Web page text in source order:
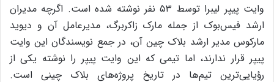
وایت پیپر لیبرا توسط ۵۳ نفر نوشته‌ شده است. اگرچه مدیران
ارشد فیس‌بوک از جمله مارک زاکربرگ، مدیرعامل آن و دیوید
مارکوس مدیر ارشد بلاک چین آن، در جمع نویسندگان این وایت
پیپر قرار ندارند، اما تیمی که این وایت پیپر را نوشته یکی از
رؤیایی‌ترین تیم‌ها در تاریخ پروژه‌های بلاک چینی است.